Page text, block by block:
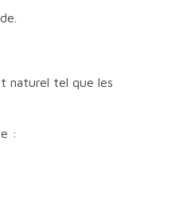
naturel tel que les
: